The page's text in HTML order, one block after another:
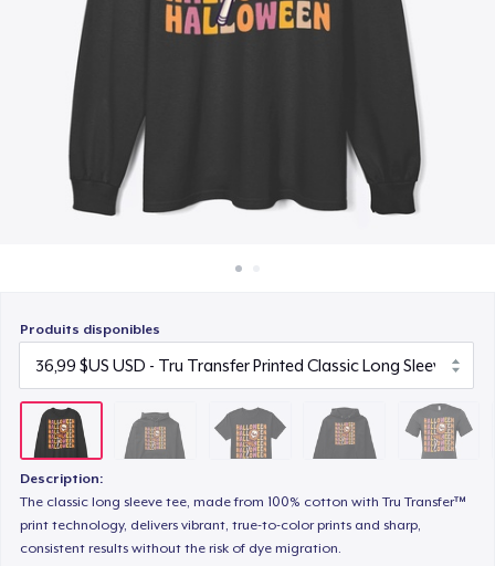
Produits disponibles
Description:
The classic long sleeve tee, made from 100% cotton with Tru Transfer™
print technology, delivers vibrant, true-to-color prints and sharp,
consistent results without the risk of dye migration.
22,99 $US
21,99 $US
Unisex Classic Crewneck Sweatshirt
32,99 $US
Women's Classic Tee
23,99 $US
Heavy Tee
44,99 $US